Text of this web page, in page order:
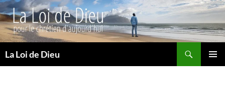
La Loi de Dieu